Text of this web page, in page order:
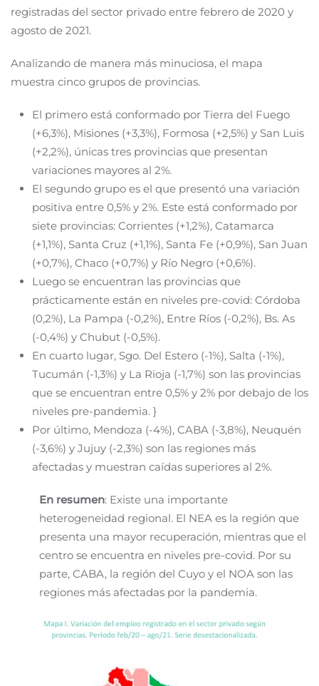
registradas del sector privado entre febrero de 2020 y
agosto de 2021.
Analizando de manera más minuciosa, el mapa
muestra cinco grupos de provincias.
El primero está conformado por Tierra del Fuego
(+6,3%), Misiones (+3,3%), Formosa (+2,5%) y San Luis
(+2,2%), únicas tres provincias que presentan
variaciones mayores al 2%.
El segundo grupo es el que presentó una variación
positiva entre 0,5% y 2%. Este está conformado por
siete provincias: Corrientes (+1,2%), Catamarca
(+1,1%), Santa Cruz (+1,1%), Santa Fe (+0,9%), San Juan
(+0,7%), Chaco (+0,7%) y Río Negro (+0,6%).
Luego se encuentran las provincias que
prácticamente están en niveles pre-covid: Córdoba
(0,2%), La Pampa (-0,2%), Entre Ríos (-0,2%), Bs. As
(-0,4%) y Chubut (-0,5%).
En cuarto lugar, Sgo. Del Estero (-1%), Salta (-1%),
Tucumán (-1,3%) y La Rioja (-1,7%) son las provincias
que se encuentran entre 0,5% y 2% por debajo de los
niveles pre-pandemia. }
Por último, Mendoza (-4%), CABA (-3,8%), Neuquén
(-3,6%) y Jujuy (-2,3%) son las regiones más
afectadas y muestran caídas superiores al 2%.
En resumen: Existe una importante
heterogeneidad regional. El NEA es la región que
presenta una mayor recuperación, mientras que el
centro se encuentra en niveles pre-covid. Por su
parte, CABA, la región del Cuyo y el NOA son las
regiones más afectadas por la pandemia.